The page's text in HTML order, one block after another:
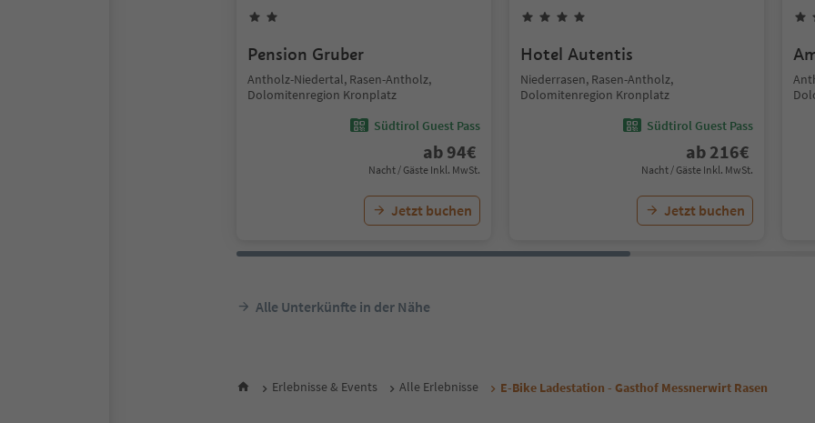
Pension Gruber
Antholz-Niedertal, Rasen-Antholz,
Dolomitenregion Kronplatz
Südtirol Guest Pass
ab 94€
Nacht / Gäste Inkl. MwSt.
Jetzt buchen
Hotel Autentis
Niederrasen, Rasen-Antholz,
Dolomitenregion Kronplatz
Südtirol Guest Pass
ab 216€
Nacht / Gäste Inkl. MwSt.
Jetzt buchen
Alle Unterkünfte in der Nähe
Erlebnisse & Events Alle Erlebnisse E-Bike Ladestation - Gasthof Messnerwirt Rasen